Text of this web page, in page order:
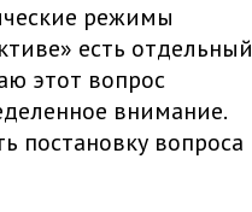
режимы
есть отдельный
этот вопрос
внимание.
постановку вопроса